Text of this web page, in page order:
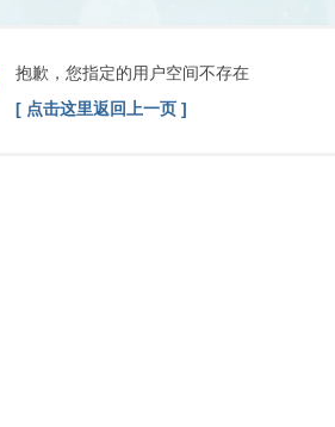
抱歉，您指定的用户空间不存在
[ 点击这里返回上一页 ]